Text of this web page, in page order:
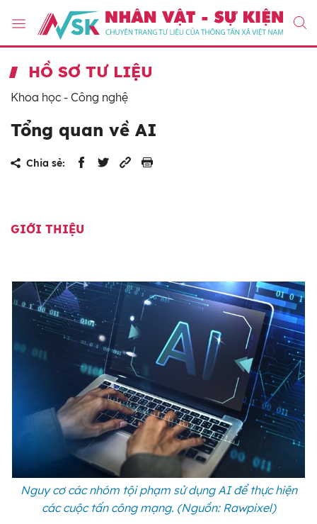
HỒ SƠ TƯ LIỆU
Khoa học - Công nghệ
Tổng quan về AI
Chia sẻ:
GIỚI THIỆU
Nguy cơ các nhóm tội phạm sử dụng AI để thực hiện
các cuộc tấn công mạng. (Nguồn: Rawpixel)